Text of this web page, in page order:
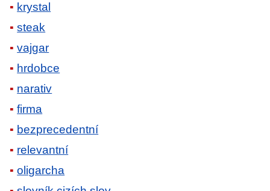
krystal
steak
vajgar
hrdobce
narativ
firma
bezprecedentní
relevantní
oligarcha